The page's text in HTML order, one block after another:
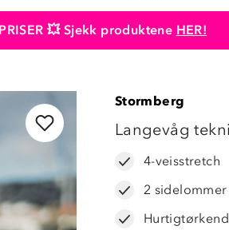
💥 Sjekk produktene HER!
Stormberg
Langevåg
4-veisstretch
2 sidelommer